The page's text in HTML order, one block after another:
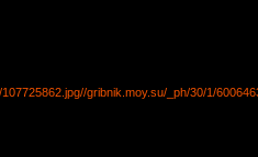
//gribnik.moy.su/_ph/30/1/